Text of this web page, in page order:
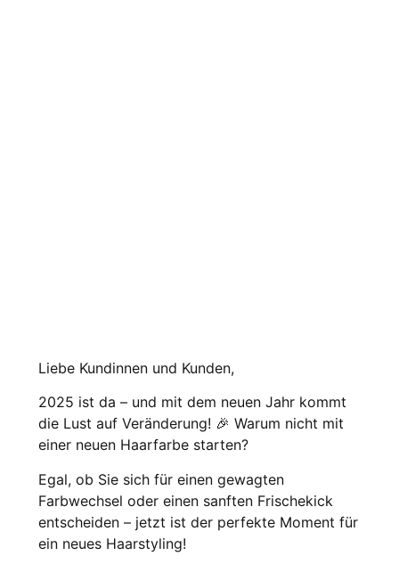
Liebe Kundinnen und Kunden,
2025 ist da – und mit dem neuen Jahr kommt
die Lust auf Veränderung! 🎉 Warum nicht mit
einer neuen Haarfarbe starten?
Egal, ob Sie sich für einen gewagten
Farbwechsel oder einen sanften Frischekick
entscheiden – jetzt ist der perfekte Moment für
ein neues Haarstyling!